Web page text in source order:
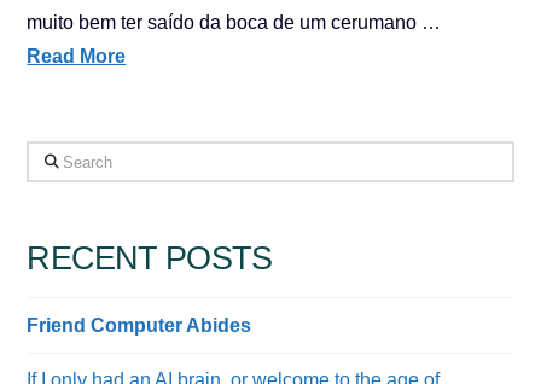
muito bem ter saído da boca de um cerumano …
Read More
Search
RECENT POSTS
Friend Computer Abides